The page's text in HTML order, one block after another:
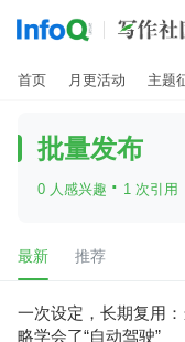
首页 月更活动 主题
批量发布
0 人感兴趣 · 1 次引用
最新 推荐
一次设定，长期复用
略学会了“自动驾驶”